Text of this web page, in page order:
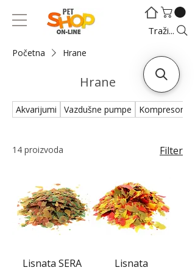
Traži...
Početna Hrane
Hrane
Akvarijumi Vazdušne pumpe Kompresori
14 proizvoda Filter
Lisnata SERA
Lisnata